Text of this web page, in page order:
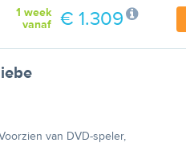
1 week
vanaf
€ 1.309
van DVD-speler,